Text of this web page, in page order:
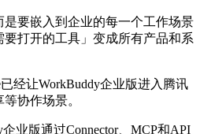
要嵌入到企业的每一个工作场景
打开的工具」变成所有产品和系
经让WorkBuddy企业版进入腾讯
协作场景。
业版通过Connector、MCP和API